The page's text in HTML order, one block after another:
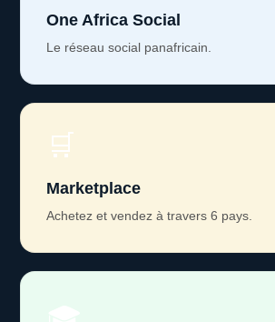
One Africa Social
Le réseau social panafricain.
🛒
Marketplace
Achetez et vendez à travers 6 pays.